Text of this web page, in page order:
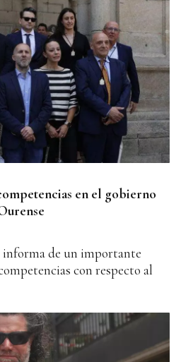
en el gobierno
informa de un importante
con respecto al